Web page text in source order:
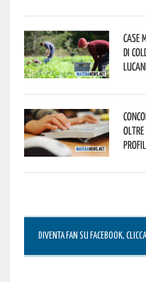
Case
di
lucani
oltre
DIVENTA FAN SU FACEBOOK,